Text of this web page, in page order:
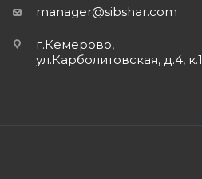
manager@sibshar.com
г.Кемерово,
ул.Карболитовская, д.4, к.1